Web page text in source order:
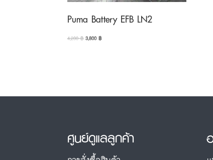
Puma Battery EFB LN2
4,200฿Original
3,800฿Current
ศูนย์ดูแลลูกค้า